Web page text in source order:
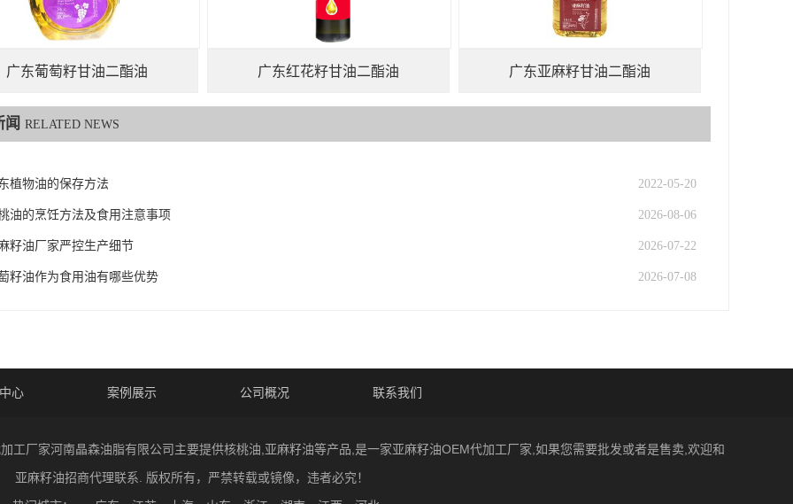
广东葡萄籽甘油二酯油 广东红花籽甘油二酯油 广东亚麻籽甘油二酯油
闻 RELATED NEWS
植物油的保存方法 2022-05-20
油的烹饪方法及食用注意事项 2026-08-06
籽油厂家严控生产细节 2026-07-22
籽油作为食用油有哪些优势 2026-07-08
心 案例展示 公司概况 联系我们
工厂家河南晶森油脂有限公司主要提供核桃油,亚麻籽油等产品,是一家亚麻籽油OEM代加工厂家,如果您需要批发或者是售卖,欢迎和
亚麻籽油招商代理联系. 版权所有，严禁转载或镜像，违者必究！